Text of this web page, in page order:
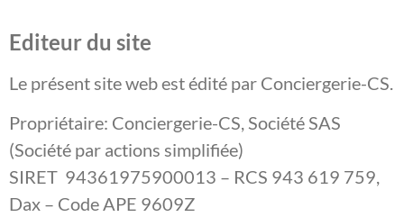
Editeur du site
Le présent site web est édité par Conciergerie-CS.
Propriétaire: Conciergerie-CS, Société SAS
(Société par actions simplifiée)
SIRET 94361975900013 – RCS 943 619 759,
Dax – Code APE 9609Z